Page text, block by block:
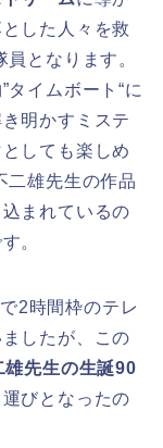
した人々を救
となります。
イムボート“に
明かすミステ
しても楽しめ
二雄先生の作品
まれているの
。
2時間枠のテレ
したが、この
雄先生の生誕90
びとなったの